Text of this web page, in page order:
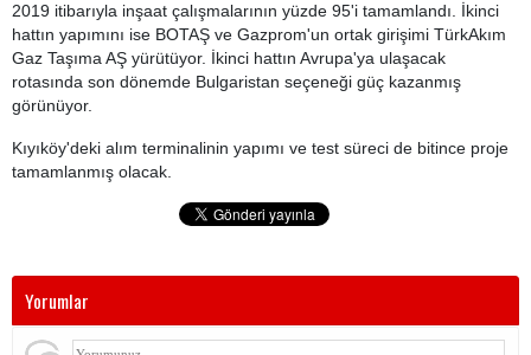
2019 itibarıyla inşaat çalışmalarının yüzde 95'i tamamlandı. İkinci
hattın yapımını ise BOTAŞ ve Gazprom'un ortak girişimi TürkAkım
Gaz Taşıma AŞ yürütüyor. İkinci hattın Avrupa'ya ulaşacak
rotasında son dönemde Bulgaristan seçeneği güç kazanmış
görünüyor.
Kıyıköy'deki alım terminalinin yapımı ve test süreci de bitince proje
tamamlanmış olacak.
Yorumlar